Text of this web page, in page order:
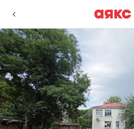
г. Краснодар
Избранное
0 объявлений